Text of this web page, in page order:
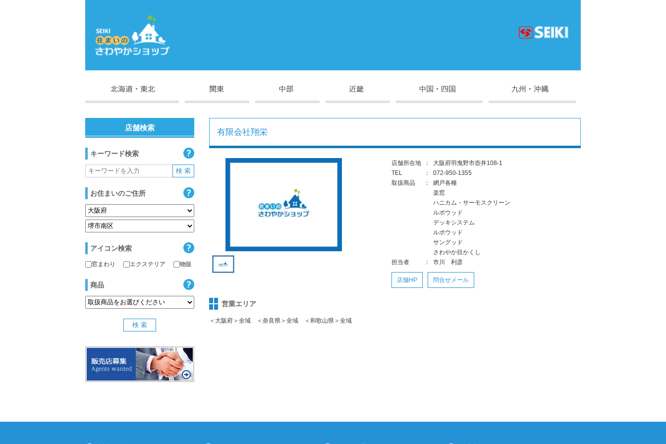
有限会社翔栄
店舗所在地 ：
大阪府羽曳野市壺井108-1
TEL
：
072-950-1355
取扱商品
：
網戸各種
楽窓
ハニカム・サーモスクリーン
ルポウッド
デッキシステム
ルポウッド
サングッド
さわやか目かくし
担当者
： 市川 利彦
店舗HP 問合せメール
営業エリア
＜大阪府＞全域 ＜奈良県＞全域 ＜和歌山県＞全域
店舗検索
キーワード検索
お住まいのご住所
アイコン検索
窓まわり エクステリア 物販
商品